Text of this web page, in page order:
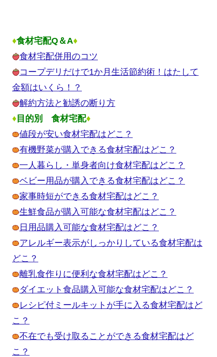
♦食材宅配Q＆A♦
食材宅配併用のコツ
コープデリだけで1か月生活節約術！はたして
金額はいくら！？
解約方法と勧誘の断り方
♦ 目的別 食材宅配♦
値段が安い食材宅配はどこ？
有機野菜が購入できる食材宅配はどこ？
一人暮らし・単身者向け食材宅配はどこ？
ベビー用品が購入できる食材宅配はどこ？
家事時短ができる食材宅配はどこ？
生鮮食品が購入可能な食材宅配はどこ？
日用品購入可能な食材宅配はどこ？
アレルギー表示がしっかりしている食材宅配は
どこ？
離乳食作りに便利な食材宅配はどこ？
ダイエット食品購入可能な食材宅配はどこ？
レシピ付ミールキットが手に入る食材宅配はど
こ？
不在でも受け取ることができる食材宅配はど
こ？